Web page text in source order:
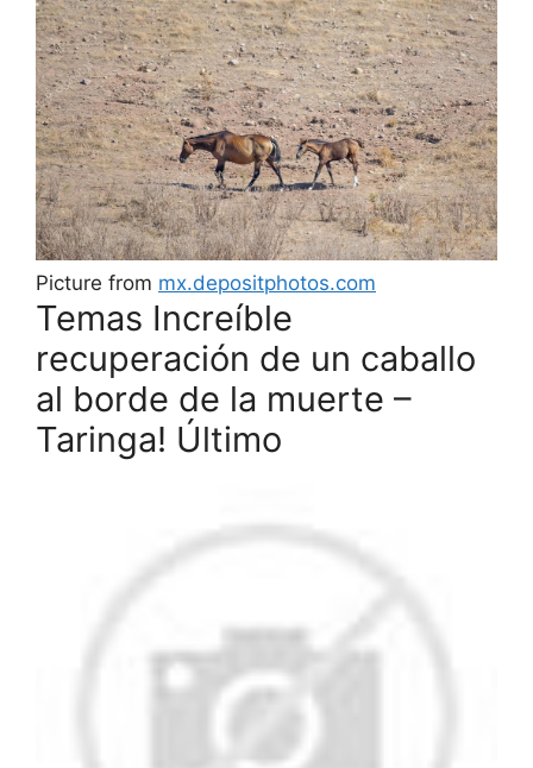
Picture from mx.depositphotos.com
Temas Increíble
recuperación de un caballo
al borde de la muerte –
Taringa! Último